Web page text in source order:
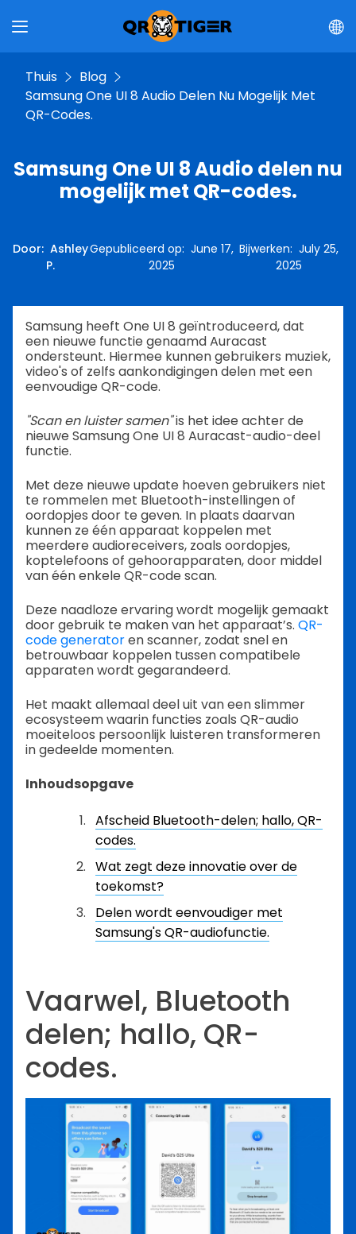
Thuis
Blog
Samsung One UI 8 Audio Delen Nu Mogelijk Met
QR-Codes.
Samsung One UI 8 Audio delen nu
mogelijk met QR-codes.
Door: Ashley
P.
Gepubliceerd op: June 17,
2025
Bijwerken:July 25,
2025
Samsung heeft One UI 8 geïntroduceerd, dat
een nieuwe functie genaamd Auracast
ondersteunt. Hiermee kunnen gebruikers muziek,
video's of zelfs aankondigingen delen met een
eenvoudige QR-code.
"Scan en luister samen"is het idee achter de
nieuwe Samsung One UI 8 Auracast-audio-deel
functie.
Met deze nieuwe update hoeven gebruikers niet
te rommelen met Bluetooth-instellingen of
oordopjes door te geven. In plaats daarvan
kunnen ze één apparaat koppelen met
meerdere audioreceivers, zoals oordopjes,
koptelefoons of gehoorapparaten, door middel
van één enkele QR-code scan.
Deze naadloze ervaring wordt mogelijk gemaakt
door gebruik te maken van het apparaat’s. QR-
code generatoren scanner, zodat snel en
betrouwbaar koppelen tussen compatibele
apparaten wordt gegarandeerd.
Het maakt allemaal deel uit van een slimmer
ecosysteem waarin functies zoals QR-audio
moeiteloos persoonlijk luisteren transformeren
in gedeelde momenten.
Inhoudsopgave
Afscheid Bluetooth-delen; hallo, QR-
codes.
Wat zegt deze innovatie over de
toekomst?
Delen wordt eenvoudiger met
Samsung's QR-audiofunctie.
Vaarwel, Bluetooth
delen; hallo, QR-
codes.